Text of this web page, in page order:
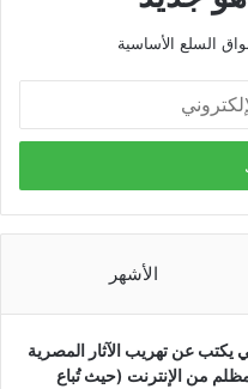
السلع الأساسية
الأشهر
يكتب عن تهريب الآثار المصرية
من الإنترنت (حيث تُباع